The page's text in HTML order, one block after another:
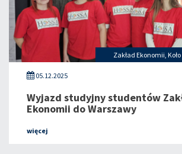
Zakład Ekonomii,
05.12.2025
Wyjazd studyjny studentów
Ekonomii do Warszawy
więcej